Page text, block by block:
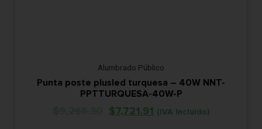
Alumbrado Público
Punta poste plusled turquesa – 40W NNT-
PPTTURQUESA-40W-P
$7,721.91 (IVA Incluido)